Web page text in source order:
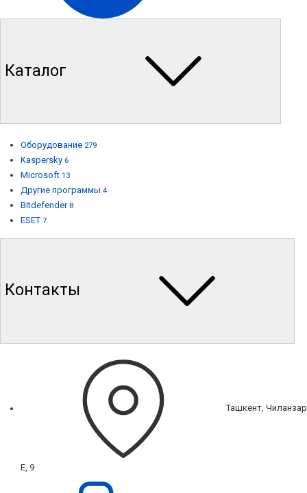
Каталог
Оборудование 279
Kaspersky 6
Microsoft 13
Другие программы 4
Bitdefender 8
ESET 7
Контакты
Ташкент, Чиланзар
Е, 9